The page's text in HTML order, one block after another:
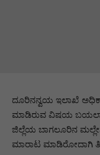
ದೂರಿನನ್ವಯ ಇಲಾಖೆ
ಮಾಡಿರುವ ವಿಷಯ
ಜಿಲ್ಲೆಯ ಬಾಗಲೂರಿನ
ಮಾರಾಟ ಮಾಡಿರೋದಾಗಿ